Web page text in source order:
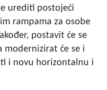
urediti postojeći
rampama za osobe
postavit će se
modernizirat će se i
i novu horizontalnu i